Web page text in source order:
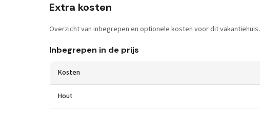
Extra kosten
Overzicht van inbegrepen en optionele kosten voor dit vakantiehuis.
Inbegrepen in de prijs
Kosten
Hout